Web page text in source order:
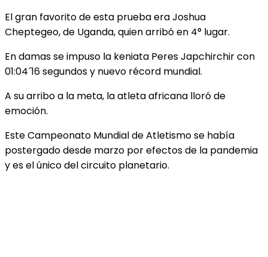
El gran favorito de esta prueba era Joshua
Cheptegeo, de Uganda, quien arribó en 4° lugar.
En damas se impuso la keniata Peres Japchirchir con
01:04´16 segundos y nuevo récord mundial.
A su arribo a la meta, la atleta africana lloró de
emoción.
Este Campeonato Mundial de Atletismo se había
postergado desde marzo por efectos de la pandemia
y es el único del circuito planetario.